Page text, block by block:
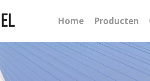
Home Producten